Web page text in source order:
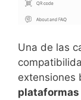
Una de las
extensiones
plataformas